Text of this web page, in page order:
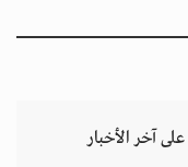
آخر الأخبار